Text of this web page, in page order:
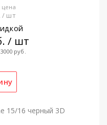
цена
/ шт
/ шт
руб.
15/16 черный 3D